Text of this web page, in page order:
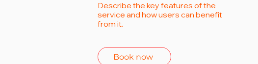
Describe the key features of the
service and how users can benefit
from it.
Book now